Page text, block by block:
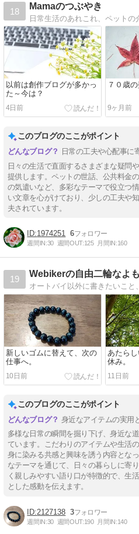
18
Mamaのつぶやき
以前は創作ブログが多かっ
た～今は？
4日前
７０歳の
9ヶ月前
このブログのここがポイント
日常の工夫や心配事に
日々の生活で直面するさまざまな疑問
提供します。ペットの世話、公共料金
の気遣いなど、多彩なテーマで役立つ
い文章を心がけており、少しの工夫や
夫されています。
1974251 6
週間IN:30 週間OUT:125 月間IN:160
19
Webikerの自由二輪なよ
オートバイ以外に書きたいこと
新しいゴムに替えて、次の
仕事へ。
10日前
あたら
休み。
11日前
このブログのここがポイント
身近なアイテムの実用
多様な日常の瞬間を掘り下げ、身近な
ています。こだわりのアイテムや生活
身に染みる共感と興味を誘う内容とな
なテーマを通じて、日々の暮らしに寄
く親しみやすい語り口が特徴的で、生
とした感動を伝えます。
2127138 3
週間IN:30 週間OUT:190 月間IN:140